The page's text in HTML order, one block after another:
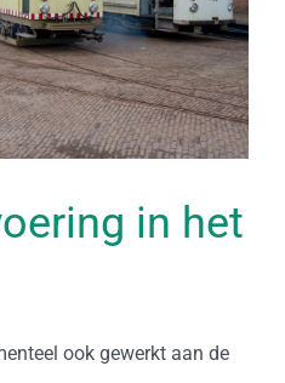
in het
ook gewerkt aan de